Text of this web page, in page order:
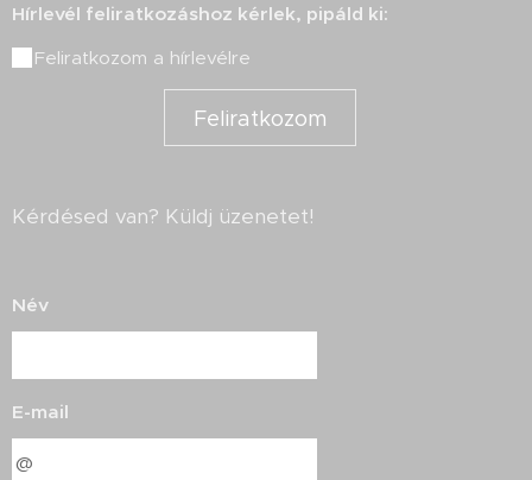
Hírlevél feliratkozáshoz kérlek, pipáld ki:
Feliratkozom a hírlevélre
Feliratkozom
Kérdésed van? Küldj üzenetet!
Név
E-mail